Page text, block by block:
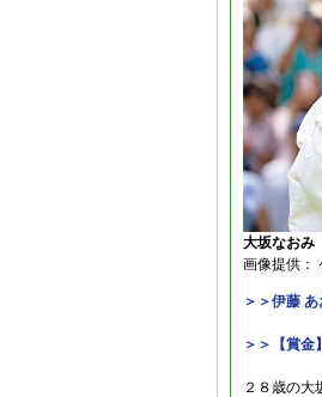
大坂なおみ
画像提供：
＞＞伊藤
＞＞【賞金
２８歳の大